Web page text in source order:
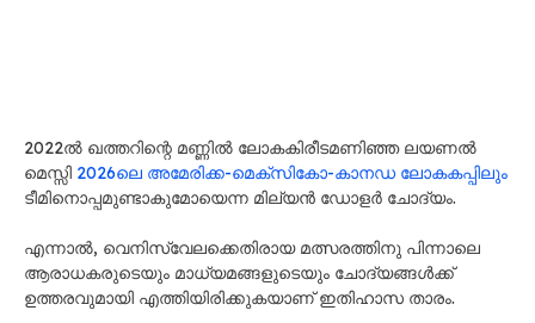
2022ൽ ഖത്തറിന്റെ മണ്ണിൽ ലോകകിരീടമണിഞ്ഞ ലയണൽ
മെസ്സി 2026ലെ അമേരിക്ക-മെക്സികോ-കാനഡ ലോകകപ്പിലും
ടീമിനൊപ്പമുണ്ടാകുമോയെന്ന മില്യൻ ഡോളർ ചോദ്യം.
എന്നാൽ, വെനിസ്വേലക്കെതിരായ മത്സരത്തിനു പിന്നാലെ
ആരാധകരുടെയും മാധ്യമങ്ങളുടെയും ചോദ്യങ്ങൾക്ക്
ഉത്തരവുമായി എത്തിയിരിക്കുകയാണ് ഇതിഹാസ താരം.